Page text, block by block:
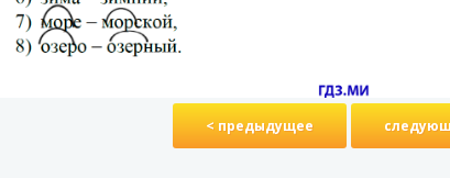
< предыдущее